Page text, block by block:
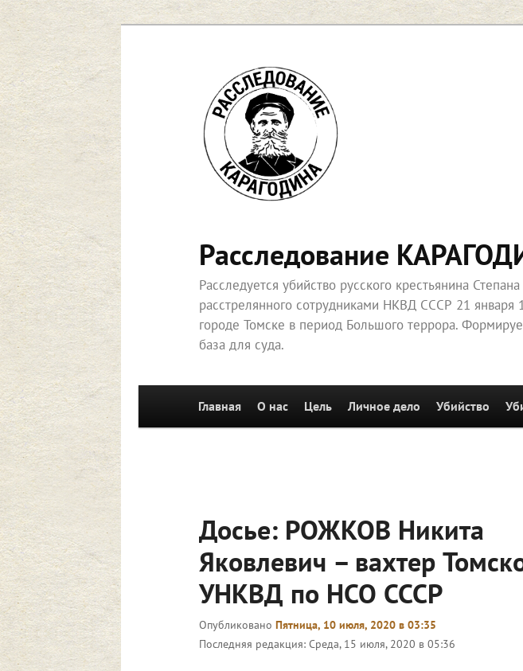
Перейти
к
основному
содержимому
Расследование
Расследуется убийство русского крестьянина
расстрелянного сотрудниками НКВД СССР 21 января
городе Томске в период Большого террора.
база для суда.
Перейти к основному содержимому
Главная О нас Цель Личное дело Убийство
Досье: РОЖКОВ Никита
Яковлевич – вахтер
УНКВД по НСО СССР
Опубликовано Пятница, 10 июля, 2020 в 03:35
Последняя редакция: Среда, 15 июля, 2020 в 05:36